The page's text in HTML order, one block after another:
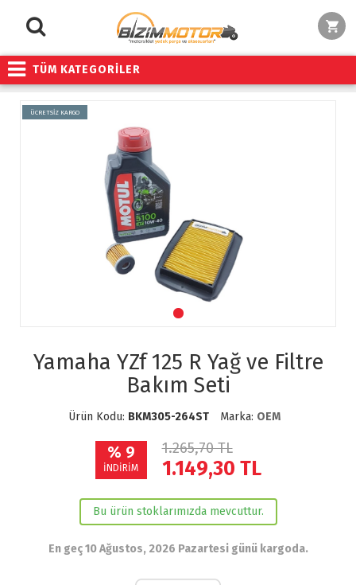
TÜM KATEGORİLER
ÜCRETSİZ KARGO
Yamaha YZf 125 R Yağ ve Filtre
Bakım Seti
Ürün Kodu: BKM305-264ST Marka: OEM
% 9
İNDİRİM
1.265,70 TL
1.149,30 TL
Bu ürün stoklarımızda mevcuttur.
En geç 10 Ağustos, 2026 Pazartesi günü kargoda.